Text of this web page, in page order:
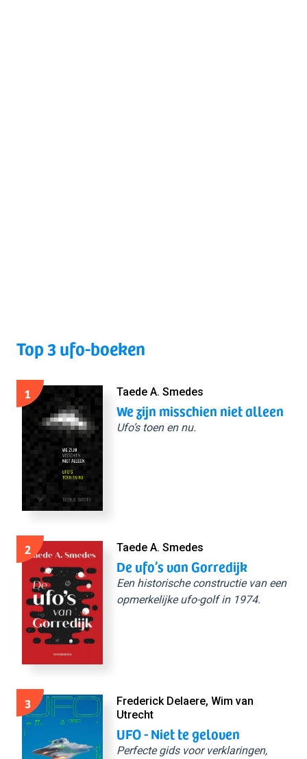
Top 3 ufo-boeken
1 Taede A. Smedes
We zijn misschien niet alleen
Ufo’s toen en nu.
2 Taede A. Smedes
De ufo’s van Gorredijk
Een historische constructie van een
opmerkelijke ufo-golf in 1974.
3
Frederick Delaere, Wim van
Utrecht
UFO - Niet te geloven
Perfecte gids voor verklaringen,